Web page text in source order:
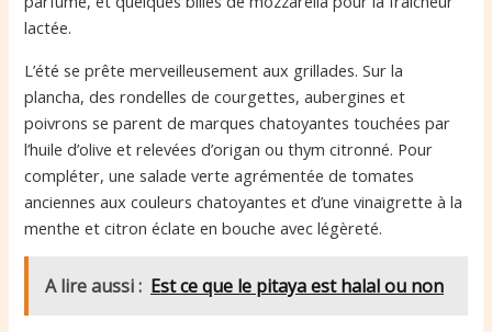
lactée.
L’été se prête merveilleusement aux grillades. Sur la
plancha, des rondelles de courgettes, aubergines et
poivrons se parent de marques chatoyantes touchées par
l’huile d’olive et relevées d’origan ou thym citronné. Pour
compléter, une salade verte agrémentée de tomates
anciennes aux couleurs chatoyantes et d’une vinaigrette à la
menthe et citron éclate en bouche avec légèreté.
A lire aussi : Est ce que le pitaya est halal ou non